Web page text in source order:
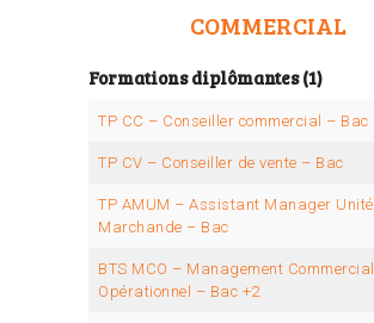
COMMERCIAL
Formations diplômantes (1)
TP CC – Conseiller commercial – Bac
TP CV – Conseiller de vente – Bac
TP AMUM – Assistant Manager Unité
Marchande – Bac
BTS MCO – Management Commercial
Opérationnel – Bac +2